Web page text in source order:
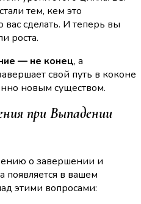
тем, кем это
сделать. И теперь вы
роста.
— не конец, а
свой путь в коконе
новым существом.
при Выпадении
о завершении и
появляется в вашем
этими вопросами: